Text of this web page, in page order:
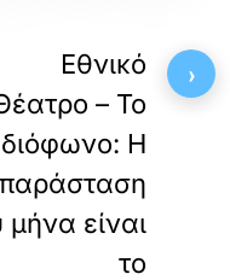
Εθνικό
– Το
Η
παράσταση
μήνα είναι
το
›